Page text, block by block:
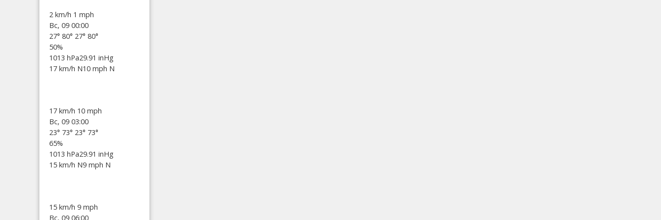
2 km/h 1 mph
Вс, 09 00:00
27° 80° 27° 80°
50%
1013 hPa29.91 inHg
17 km/h N10 mph N
17 km/h 10 mph
Вс, 09 03:00
23° 73° 23° 73°
65%
1013 hPa29.91 inHg
15 km/h N9 mph N
15 km/h 9 mph
Вс, 09 06:00